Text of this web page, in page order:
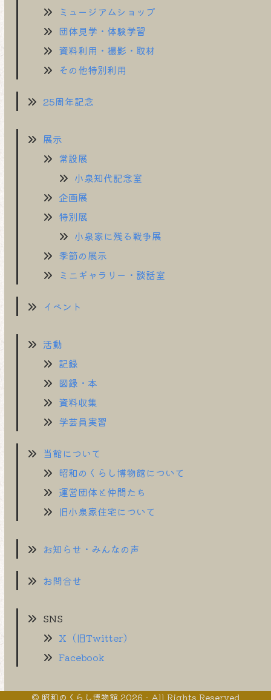
ミュージアムショップ
団体見学・体験学習
資料利用・撮影・取材
その他特別利用
25周年記念
展示
常設展
小泉知代記念室
企画展
特別展
小泉家に残る戦争展
季節の展示
ミニギャラリー・談話室
イベント
活動
記録
図録・本
資料収集
学芸員実習
当館について
昭和のくらし博物館について
運営団体と仲間たち
旧小泉家住宅について
お知らせ・みんなの声
お問合せ
SNS
X（旧Twitter）
Facebook
© 昭和のくらし博物館 2026 - All Rights Reserved